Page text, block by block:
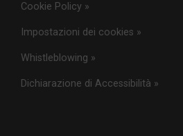
Cookie Policy »
Impostazioni dei cookies »
Whistleblowing »
Dichiarazione di Accessibilità »